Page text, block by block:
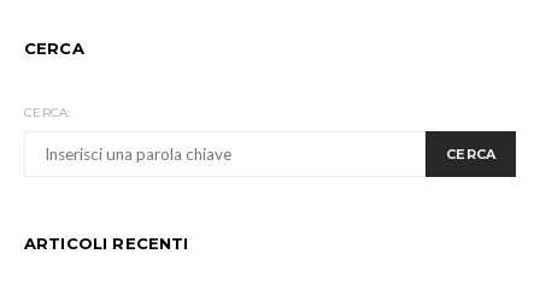
CERCA
CERCA:
CERCA
ARTICOLI RECENTI